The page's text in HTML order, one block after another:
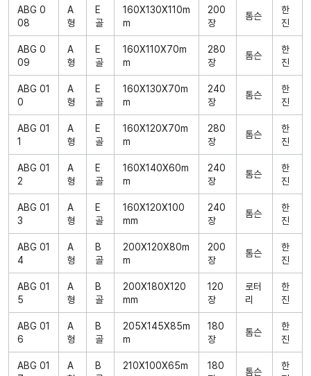
ABG 0
08
A
형
E
골
160X130X110m
m
200
장
톰슨
한
진
ABG 0
09
A
형
E
골
160X110X70m
m
280
장
톰슨
한
진
ABG 01
0
A
형
E
골
160X130X70m
m
240
장
톰슨
한
진
ABG 01
1
A
형
E
골
160X120X70m
m
280
장
톰슨
한
진
ABG 01
2
A
형
E
골
160X140X60m
m
240
장
톰슨
한
진
ABG 01
3
A
형
E
골
160X120X100
mm
240
장
톰슨
한
진
ABG 01
4
A
형
B
골
200X120X80m
m
200
장
톰슨
한
진
ABG 01
5
A
형
B
골
200X180X120
mm
120
장
로터
리
한
진
ABG 01
6
A
형
B
골
205X145X85m
m
180
장
톰슨
한
진
ABG 01
A
B
210X100X65m
180
톰슨
한